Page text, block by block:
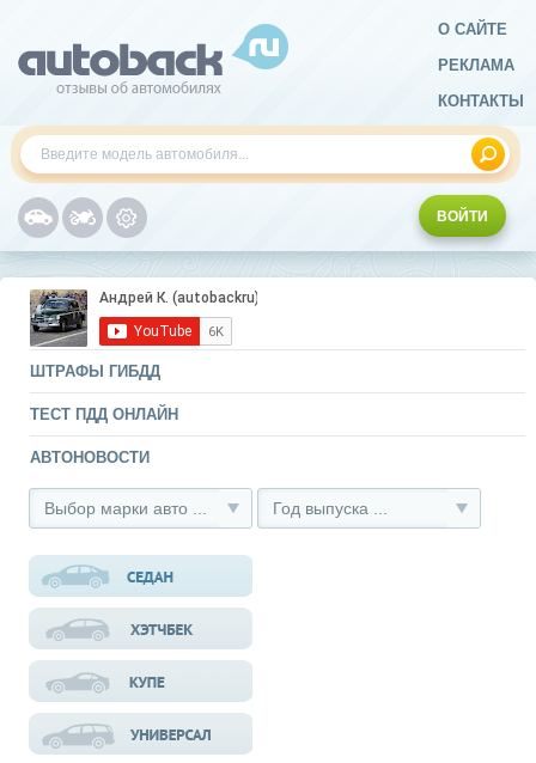
О САЙТЕ
РЕКЛАМА
КОНТАКТЫ
ВОЙТИ
ШТРАФЫ ГИБДД
ТЕСТ ПДД ОНЛАЙН
АВТОНОВОСТИ
Выбор марки авто ... Год выпуска ...